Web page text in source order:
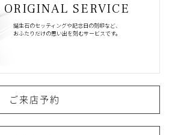
ORIGINAL SERVICE
誕生石のセッティングや記念日の刻印など、
おふたりだけの思い出を刻むサービスです。
ご来店予約